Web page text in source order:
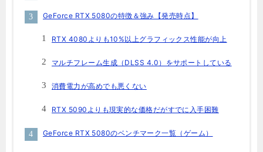
GeForce RTX 5080の特徴＆強み【発売時点】
RTX 4080よりも10%以上グラフィックス性能が向上
マルチフレーム生成（DLSS 4.0）をサポートしている
消費電力が高めでも悪くない
RTX 5090よりも現実的な価格だがすでに入手困難
GeForce RTX 5080のベンチマーク一覧（ゲーム）